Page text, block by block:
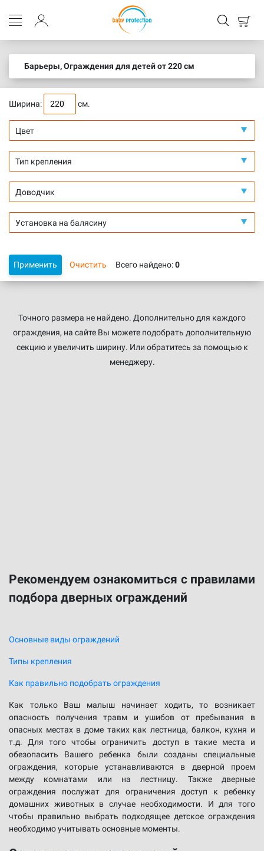
Барьеры, Ограждения для детей от 220 см
Ширина: см.
Цвет
Тип крепления
Доводчик
Установка на балясину
Применить Очистить Всего найдено:0
Точного размера не найдено. Дополнительно для каждого
ограждения, на сайте Вы можете подобрать дополнительную
секцию и увеличить ширину. Или обратитесь за помощью к
менеджеру.
Рекомендуем ознакомиться с правилами
подбора дверных ограждений
Основные виды ограждений
Типы крепления
Как правильно подобрать ограждения
Как только Ваш малыш начинает ходить, то возникает
опасность получения травм и ушибов от пребывания в
опасных местах в доме таких как лестница, балкон, кухня и
т.д. Для того чтобы ограничить доступ в такие места и
обезопасить Вашего ребенка были созданы специальные
ограждения, которые устанавливаются в дверной проем
между комнатами или на лестницу. Также дверные
ограждения послужат для ограничения доступ к ребенку
домашних животных в случае необходимости. И для того
чтобы правильно выбрать подходящее детское ограждения
необходимо учитывать основные моменты.